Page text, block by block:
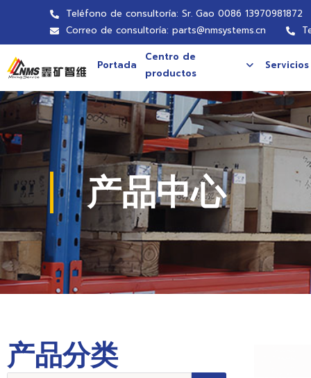
Teléfono de consultoría: Sr. Gao 0086 13970981872
Correo de consultoría: parts@nmsystems.cn
Portada
Centro de
productos
Servicios
产品中心
产品分类